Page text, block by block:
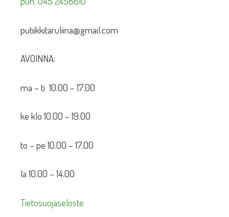
putiikkitaruliina@gmail.com
AVOINNA:
ma – ti 10.00 – 17.00
ke klo 10.00 – 19.00
to – pe 10.00 – 17.00
la 10.00 – 14.00
Tietosuojaseloste